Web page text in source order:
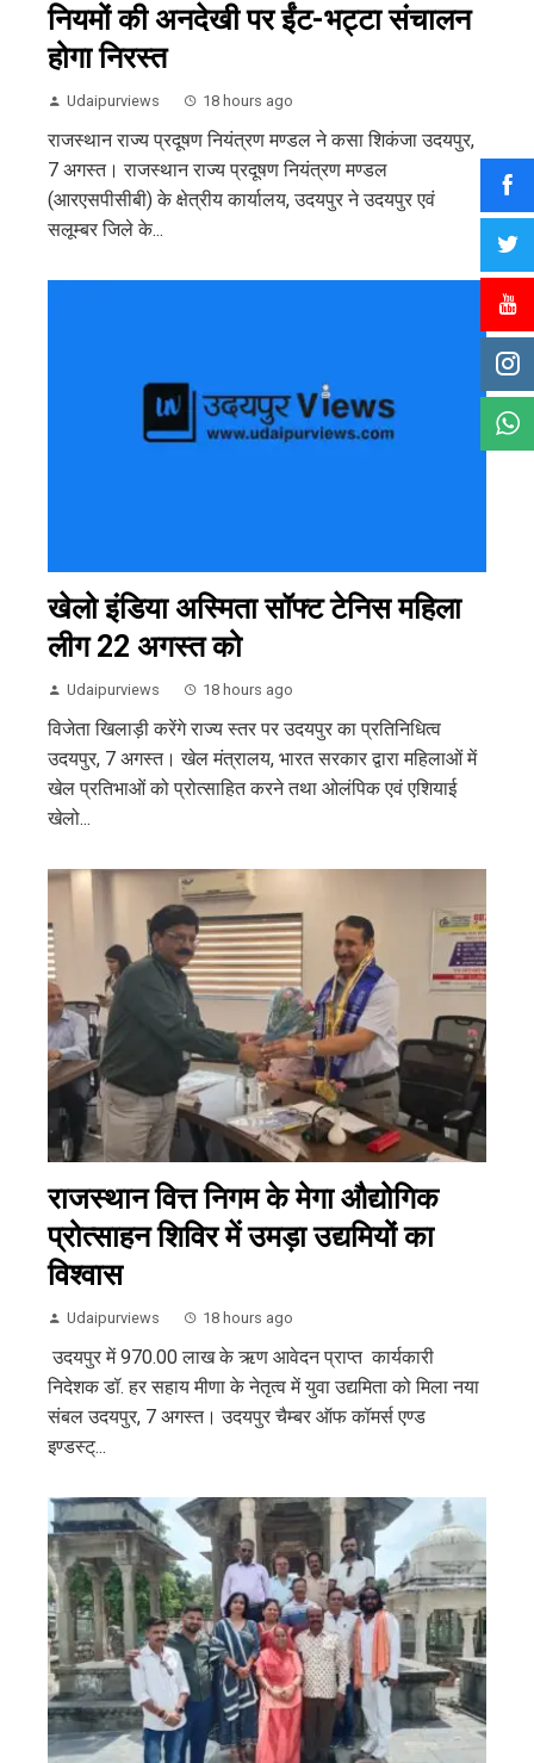
नियमों की अनदेखी पर ईंट-भट्टा संचालन
होगा निरस्त
Udaipurviews 18 hours ago
राजस्थान राज्य प्रदूषण नियंत्रण मण्डल ने कसा शिकंजा उदयपुर,
7 अगस्त। राजस्थान राज्य प्रदूषण नियंत्रण मण्डल
(आरएसपीसीबी) के क्षेत्रीय कार्यालय, उदयपुर ने उदयपुर एवं
सलूम्बर जिले के...
खेलो इंडिया अस्मिता सॉफ्ट टेनिस महिला
लीग 22 अगस्त को
Udaipurviews 18 hours ago
विजेता खिलाड़ी करेंगे राज्य स्तर पर उदयपुर का प्रतिनिधित्व
उदयपुर, 7 अगस्त। खेल मंत्रालय, भारत सरकार द्वारा महिलाओं में
खेल प्रतिभाओं को प्रोत्साहित करने तथा ओलंपिक एवं एशियाई
खेलो...
राजस्थान वित्त निगम के मेगा औद्योगिक
प्रोत्साहन शिविर में उमड़ा उद्यमियों का
विश्वास
Udaipurviews 18 hours ago
उदयपुर में 970.00 लाख के ऋण आवेदन प्राप्त कार्यकारी
निदेशक डॉ. हर सहाय मीणा के नेतृत्व में युवा उद्यमिता को मिला नया
संबल उदयपुर, 7 अगस्त। उदयपुर चैम्बर ऑफ कॉमर्स एण्ड
इण्डस्ट्...